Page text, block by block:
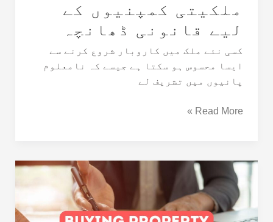
ملکیتی کمپنیوں کے
لیے قانونی ڈھانچہ
کسی نئے ملک میں کاروبار شروع کرنے سے
ایسا محسوس ہو سکتا ہے جیسے کہ نامعلوم
پانیوں میں تشریف لے
Read More »
بغیر
کسی
دورے
کے